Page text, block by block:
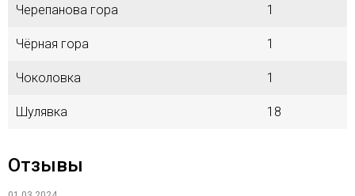
Черепанова гора 1
Чёрная гора 1
Чоколовка 1
Шулявка 18
Отзывы